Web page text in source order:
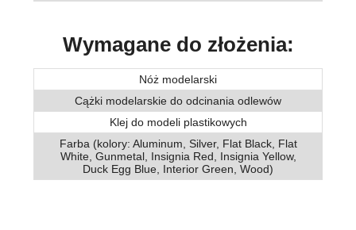
Wymagane do złożenia:
Nóż modelarski
Cążki modelarskie do odcinania odlewów
Klej do modeli plastikowych
Farba (kolory: Aluminum, Silver, Flat Black, Flat
White, Gunmetal, Insignia Red, Insignia Yellow,
Duck Egg Blue, Interior Green, Wood)